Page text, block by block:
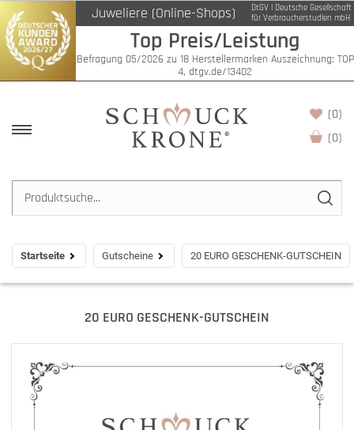
Juweliere (Online-Shops)
DtGV | Deutsche Gesellschaft
für Verbraucherstudien mbH
Top Preis/Leistung
Befragung 05/2026 zu 18 Herstellermarken Auszeichnung: TOP
4, dtgv.de/13402
(0)
(0)
Startseite Gutscheine 20 EURO GESCHENK-GUTSCHEIN
20 EURO GESCHENK-GUTSCHEIN